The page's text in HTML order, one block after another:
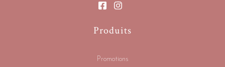
Produits
Promotions